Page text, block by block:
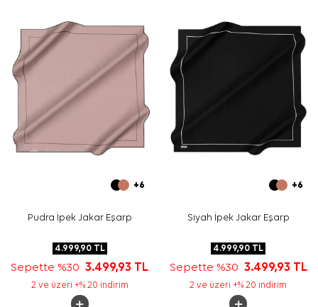
Bakım
Yıkama ve bakım için ürün etiketindeki talimatları
izleyiniz. İpek ve hassas eşarplarda leke bakımı
gerektiğinde
Aker İpek Eşarp Şampuanı
edebilirsiniz.
Sıkça Sorulan Sorular
Bu eşarbın ölçüsü nedir?
Ürün hangi kalitededir?
Desen ve renk görünümü nasıldır?
+6
Pudra İpek Jakar Eşarp
4.999,90TL
Sepette %303.499,93 TL
2 ve üzeri +% 20 indirim
+6
Siyah İpek Jakar Eşarp
4.999,90 TL
Sepette %30 3.499,93 TL
2 ve üzeri +% 20 indirim